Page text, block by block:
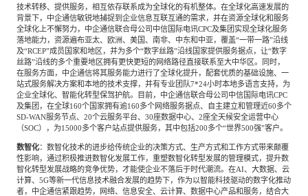
技术转移、提供服务，相互依存联系成为全球化的有机整体。在全球化高速发展的
背景下，中企通信敏锐地捕捉到企业信息互联互通的需求，并在资源全球化和服务
全球化上不懈努力，中企通信联合母公司中信国际电讯CPC及集团实现全球化服务
落地能力，资源遍布亚太、欧洲、美国、南非、中东和中亚，覆盖“一带一路”沿线
及“RCEP”成员国家和地区，并为多个“数字丝路”沿线国家提供服务据点，让“数字
丝路”沿线的多个重要地区拥有更快更短的网络路径直接联系至大中华区。同时，
在服务方面，中企通信将其服务能力进行了全球化提升，配套优质的基础设施、一
站式服务解决方案和本地的技术支撑，并有专业团队7*24小时本地多语言支持，为
企业全球化、智能化转型保驾护航。目前，中企通信联合母公司中信国际电讯CPC
及集团，在全球160个国家拥有逾160多个网络服务据点、自主建立和管理近60多个
SD-WAN服务节点、20个云服务平台、30座数据中心、2座全天候安全运营中心
（SOC），为15000多个客户站点提供服务，其中包括200多个“世界500强”客户。
数智化：数智化技术的进步给传统企业的决策方式、生产方式和工作方式带来颠覆
性影响，通过积极推进数智化发展工作，重塑数智化转型发展的管理模式，提升数
智化转型发展战略的竞争优势，才能使企业不落后于时代潮流。在AI、大数据、云
计算、5G等新一代信息技术融合发展的趋势下，作为以智能科技驱动的数字化推动
者，中企通信紧跟趋势，网络、信息安全、云计算、数据中心产品和服务，结合大